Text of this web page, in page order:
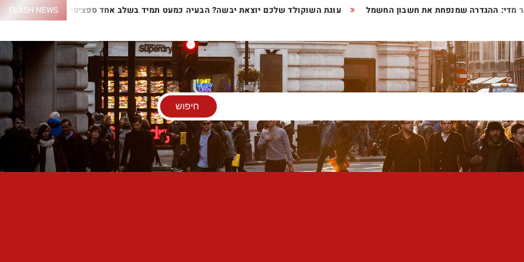
FLASH NEWSעוגת השוקולד שלכם יוצאת יבשה? הבעיה כמעט תמיד בשלב אחד ספציפי יותר מדי: ההגדרה שמנפחת את חשבון החשמל